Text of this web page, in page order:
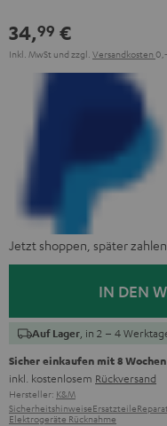
34,99 €
Inkl. MwSt und zzgl. Versandkosten
Jetzt shoppen, später
IN DEN
Auf Lager , in 2 – 4
Sicher einkaufen mit 8
inkl. kostenlosem Rückversand
Hersteller: K&M
SicherheitshinweiseErsatzteile
Elektrogeräte Rücknahme